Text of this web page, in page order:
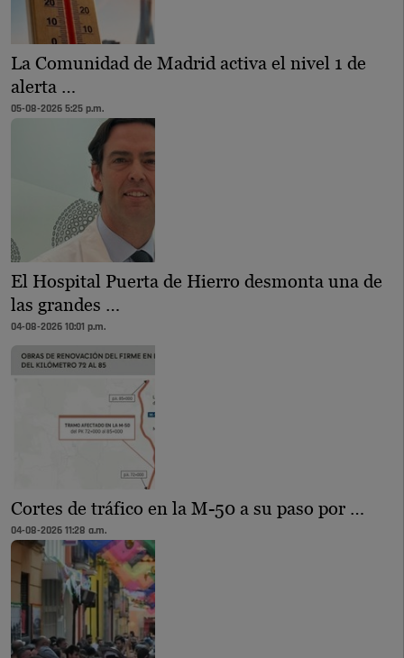
La Comunidad de Madrid activa el nivel 1 de
alerta …
05-08-2026 5:25 p.m.
El Hospital Puerta de Hierro desmonta una de
las grandes …
04-08-2026 10:01 p.m.
Cortes de tráfico en la M-50 a su paso por …
04-08-2026 11:28 a.m.